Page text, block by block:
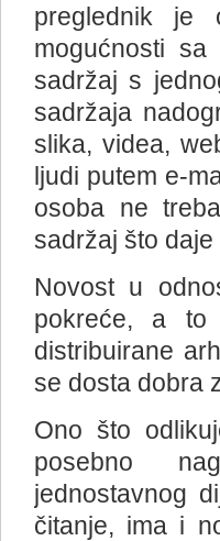
preglednik je
mogućnosti sa
sadržaj s
sadržaja
slika, videa,
ljudi putem e-
osoba ne
sadržaj što
Novost u
pokreće, a to
distribuirane
se dosta dobra
Ono što
posebno
jednostavnog
čitanje, ima i